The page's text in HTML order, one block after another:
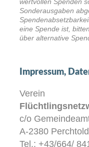
Sonderausgaben
eine Spende ist,
über alternative
Impressum,
Verein
c/o
A-2380
Tel.: +43/664/